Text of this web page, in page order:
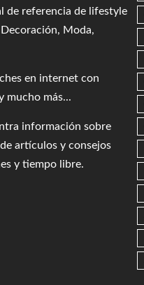
de referencia de lifestyle
Moda,
en internet con
mucho más...
información sobre
artículos y consejos
y tiempo libre.